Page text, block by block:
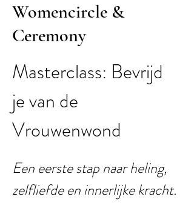
Womencircle &
Ceremony
Masterclass: Bevrijd
je van de
Vrouwenwond
Een eerste stap naar heling,
zelfliefde en innerlijke kracht.